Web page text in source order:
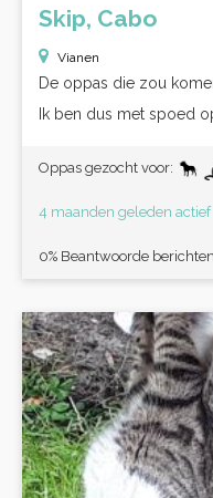
Skip, Cabo
Vianen
De oppas die zou
Ik ben dus met spoed
Oppas gezocht voor:
4 maanden geleden actief
0% Beantwoorde berichten